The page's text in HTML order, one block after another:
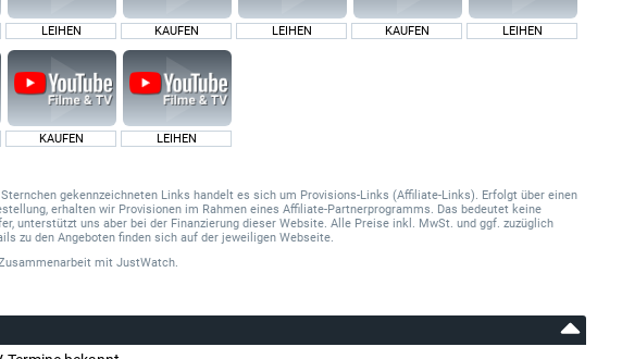
LEIHEN KAUFEN LEIHEN KAUFEN LEIHEN
KAUFEN LEIHEN
gekennzeichneten Links handelt es sich um Provisions-Links (Affiliate-Links). Erfolgt über einen
erhalten wir Provisionen im Rahmen eines Affiliate-Partnerprogramms. Das bedeutet keine
unterstützt uns aber bei der Finanzierung dieser Website. Alle Preise inkl. MwSt. und ggf. zuzüglich
zu den Angeboten finden sich auf der jeweiligen Webseite.
mit JustWatch.